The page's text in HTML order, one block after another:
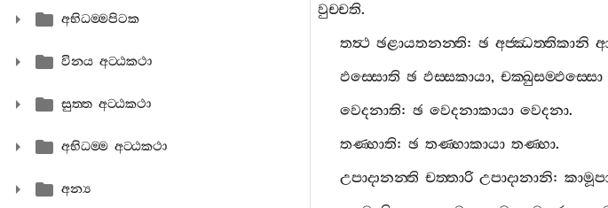
අභිධම‍්මපිටක
විනය අට‍්ඨකථා
සුත‍්ත අට‍්ඨකථා
අභිධම‍්ම අට‍්ඨකථා
අන්‍ය
වුච‍්චති.
තත්‍ථ ඡළායතනන‍්ති: ඡ අජ‍්ඣත‍්තිකානි
ඵස‍්සොති ඡ ඵස‍්සකායා, චක‍්ඛුසම‍්ඵස‍්සො
වෙදනාති: ඡ වෙදනාකායා වෙදනා.
තණ‍්හාති: ඡ තණ‍්හාකායා තණ‍්හා.
උපාදානන‍්ති චත‍්තාරි උපාදානානි: